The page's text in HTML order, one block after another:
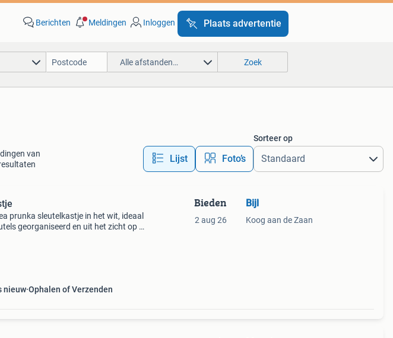
Berichten Meldingen Inloggen Plaats advertentie
Alle afstanden… Zoek
van
Lijst Foto’s
Sorteer op
prunka sleutelkastje in het wit, ideaal
georganiseerd en uit het zicht op te
nieuw Ophalen of Verzenden
Bieden
2 aug 26
Bijl
Koog aan de Zaan